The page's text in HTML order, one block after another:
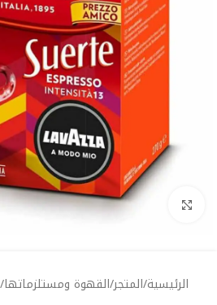
Click to enlarge
الرئيسية المتجر القهوة ومستلزماتها